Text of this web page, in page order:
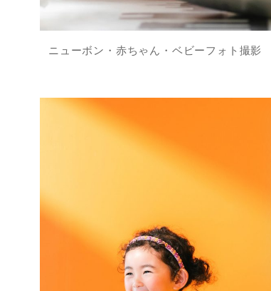
ニューボン・赤ちゃん・ベビーフォト撮影